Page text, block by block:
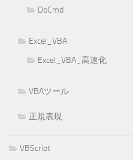
DoCmd
Excel_VBA
Excel_VBA_高速化
VBAツール
正規表現
VBScript